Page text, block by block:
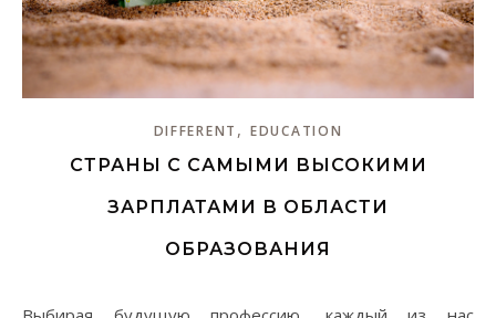
DIFFERENT , EDUCATION
СТРАНЫ С САМЫМИ ВЫСОКИМИ
ЗАРПЛАТАМИ В ОБЛАСТИ
ОБРАЗОВАНИЯ